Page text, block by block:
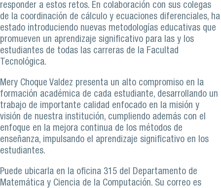
responder a estos retos. En colaboración con sus colegas
de la coordinación de cálculo y ecuaciones diferenciales, ha
estado introduciendo nuevas metodologías educativas que
promueven un aprendizaje significativo para las y los
estudiantes de todas las carreras de la Facultad
Tecnológica.
Mery Choque Valdez presenta un alto compromiso en la
formación académica de cada estudiante, desarrollando un
trabajo de importante calidad enfocado en la misión y
visión de nuestra institución, cumpliendo además con el
enfoque en la mejora continua de los métodos de
enseñanza, impulsando el aprendizaje significativo en los
estudiantes.
Puede ubicarla en la oficina 315 del Departamento de
Matemática y Ciencia de la Computación. Su correo es